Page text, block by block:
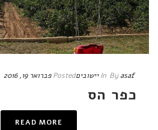
Byasaf
In יישוביםPosted פברואר 19, 2016
כפר הס
READ MORE